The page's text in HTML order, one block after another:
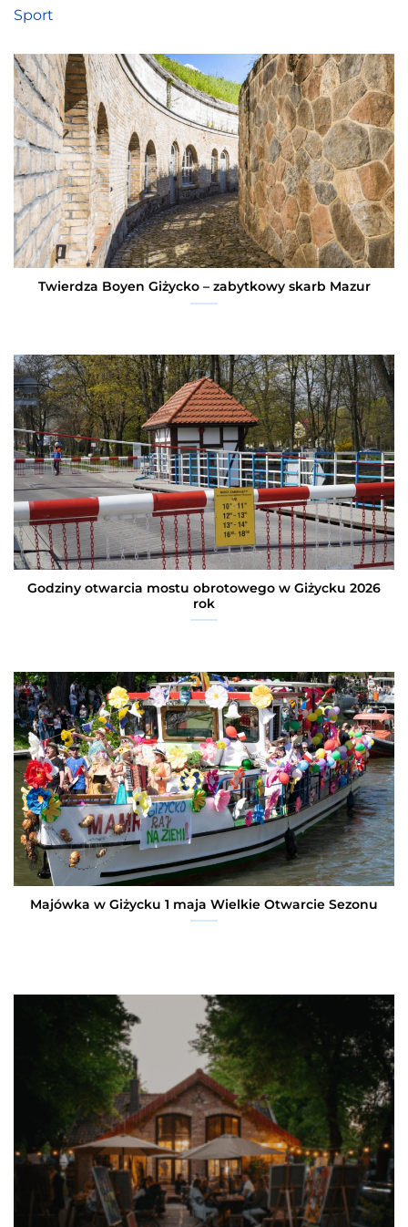
Sport
Twierdza Boyen Giżycko – zabytkowy skarb Mazur
Godziny otwarcia mostu obrotowego w Giżycku 2026
rok
Majówka w Giżycku 1 maja Wielkie Otwarcie Sezonu